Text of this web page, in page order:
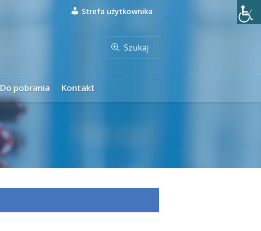
Strefa użytkownika
Szukaj
Do pobrania Kontakt